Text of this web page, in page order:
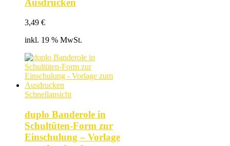
Ausdrucken
3,49 €
inkl. 19 % MwSt.
Schnellansicht
duplo Banderole in
Schultüten-Form zur
Einschulung – Vorlage